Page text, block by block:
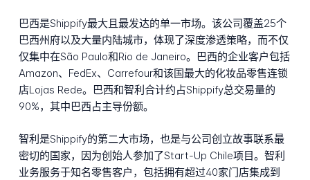
巴西是Shippify最大且最发达的单一市场。该公司覆盖25个
巴西州府以及大量内陆城市，体现了深度渗透策略，而不仅
仅集中在São Paulo和Rio de Janeiro。巴西的企业客户包括
Amazon、FedEx、Carrefour和该国最大的化妆品零售连锁
店Lojas Rede。巴西和智利合计约占Shippify总交易量的
90%，其中巴西占主导份额。
智利是Shippify的第二大市场，也是与公司创立故事联系最
密切的国家，因为创始人参加了Start-Up Chile项目。智利
业务服务于知名零售客户，包括拥有超过40家门店集成到